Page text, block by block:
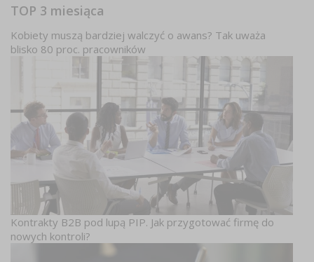
TOP 3 miesiąca
Kobiety muszą bardziej walczyć o awans? Tak uważa
blisko 80 proc. pracowników
Kontrakty B2B pod lupą PIP. Jak przygotować firmę do
nowych kontroli?